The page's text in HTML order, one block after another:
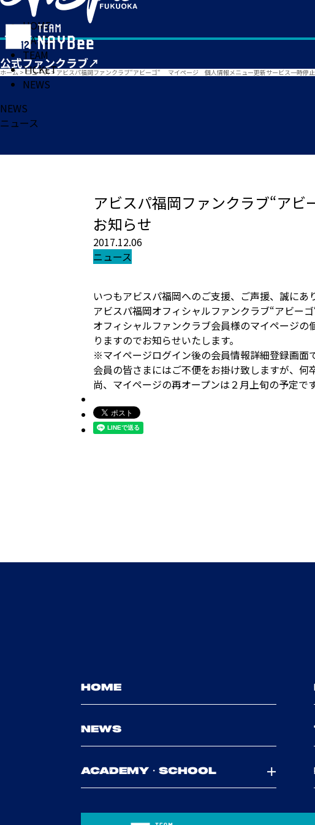
HOME
MATCH
TEAM
TICKET
NEWS
ホーム > ニュース> アビスパ福岡ファンクラブ“アビーゴ“ マイページ 個人情報メニュー更新サービス一時停
NEWS
ニュース
アビスパ福岡ファンクラブ“ア
お知らせ
2017.12.06
ニュース
いつもアビスパ福岡へのご支援、ご声援、誠にあ
アビスパ福岡オフィシャルファンクラブ“アビーゴ
オフィシャルファンクラブ会員様のマイページ
りますのでお知らせいたします。
※マイページログイン後の会員情報詳細登録画面
会員の皆さまにはご不便をお掛け致しますが、何
尚、マイページの再オープンは２月上旬の予定で
HOME
NEWS
ACADEMY・SCHOOL